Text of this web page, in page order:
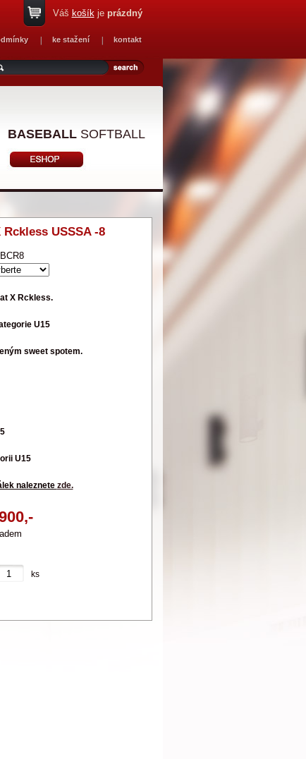
ke stažení kontakt
Váš košíkje prázdný
BASEBALLSOFTBALL
USSSA -8
X Rckless.
U15
sweet spotem.
U15
naleznete zde.
ks